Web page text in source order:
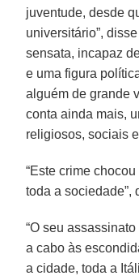
juventude, desde
universitário”, disse
sensata, incapaz
e uma figura
alguém de grande
conta ainda mais,
religiosos, sociais
“Este crime
toda a sociedade”,
“O seu
a cabo às
a cidade, toda a